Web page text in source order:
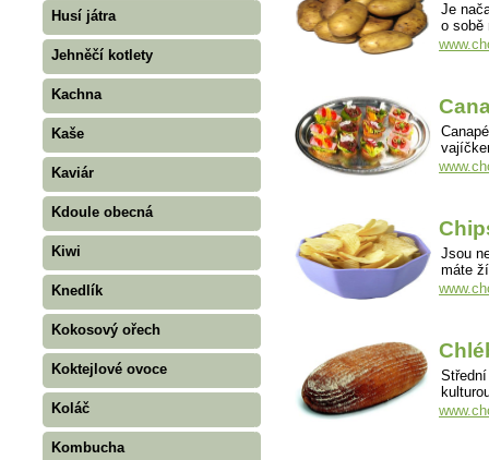
Husí játra
Jehněčí kotlety
Kachna
Kaše
Kaviár
Kdoule obecná
Kiwi
Knedlík
Kokosový ořech
Koktejlové ovoce
Koláč
Kombucha
Je
o sobě
Jsou
máte